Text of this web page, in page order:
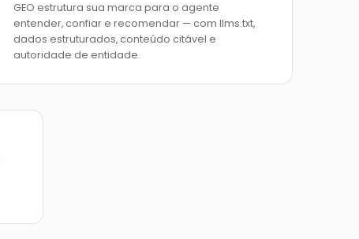
GEO estrutura sua marca para o agente
entender, confiar e recomendar — com llms.txt,
dados estruturados, conteúdo citável e
autoridade de entidade.